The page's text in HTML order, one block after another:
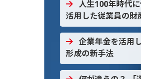
人生100年時代
活用した従業員の財
企業年金を活用
形成の新手法